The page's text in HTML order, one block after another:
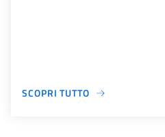
SCOPRI TUTTO